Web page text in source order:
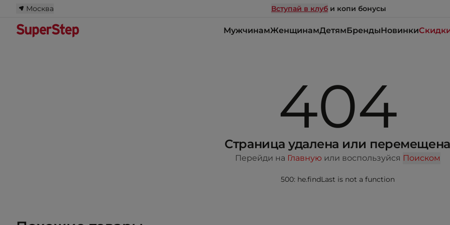
Москва Вступай в клуб и копи бонусы
МужчинамЖенщинамДетямБрендыНовинки
404
Страница удалена или перемещена
Перейди на Главную или воспользуйся Поиском
500: he.findLast is not a function